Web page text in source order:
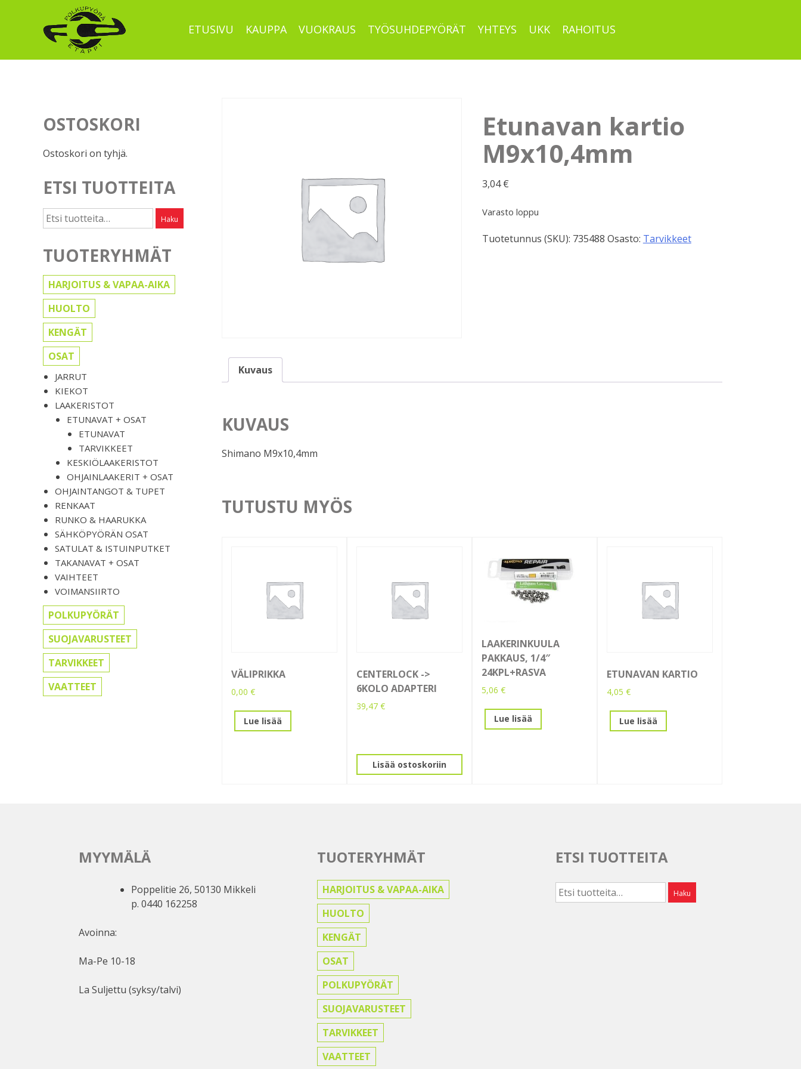
ETUSIVU KAUPPA VUOKRAUS TYÖSUHDEPYÖRÄT YHTEYS UKK RAHOITUS
OSTOSKORI
Ostoskori on tyhjä.
ETSI TUOTTEITA
Etsi: Haku
TUOTERYHMÄT
HARJOITUS & VAPAA-AIKA
HUOLTO
KENGÄT
OSAT
JARRUT
KIEKOT
LAAKERISTOT
ETUNAVAT + OSAT
ETUNAVAT
TARVIKKEET
KESKIÖLAAKERISTOT
OHJAINLAAKERIT + OSAT
OHJAINTANGOT & TUPET
RENKAAT
RUNKO & HAARUKKA
SÄHKÖPYÖRÄN OSAT
SATULAT & ISTUINPUTKET
TAKANAVAT + OSAT
VAIHTEET
VOIMANSIIRTO
POLKUPYÖRÄT
SUOJAVARUSTEET
TARVIKKEET
VAATTEET
Etunavan kartio
M9x10,4mm
3,04€
Varasto loppu
Tuotetunnus (SKU): 735488 Osasto: Tarvikkeet
Kuvaus
KUVAUS
Shimano M9x10,4mm
TUTUSTU MYÖS
VÄLIPRIKKA
0,00 €
Lue lisää
CENTERLOCK ->
6KOLO ADAPTERI
39,47 €
Lisää ostoskoriin
LAAKERINKUULA
PAKKAUS, 1/4″
24KPL+RASVA
5,06 €
Lue lisää
ETUNAVAN KARTIO
4,05 €
Lue lisää
MYYMÄLÄ
Poppelitie 26, 50130 Mikkeli
p. 0440 162258
Avoinna:
Ma-Pe 10-18
La Suljettu (syksy/talvi)
TUOTERYHMÄT
HARJOITUS & VAPAA-AIKA
HUOLTO
KENGÄT
OSAT
POLKUPYÖRÄT
SUOJAVARUSTEET
TARVIKKEET
VAATTEET
ETSI TUOTTEITA
Etsi: Haku